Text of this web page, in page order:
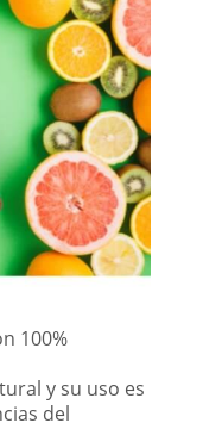
100%
y su uso es
del